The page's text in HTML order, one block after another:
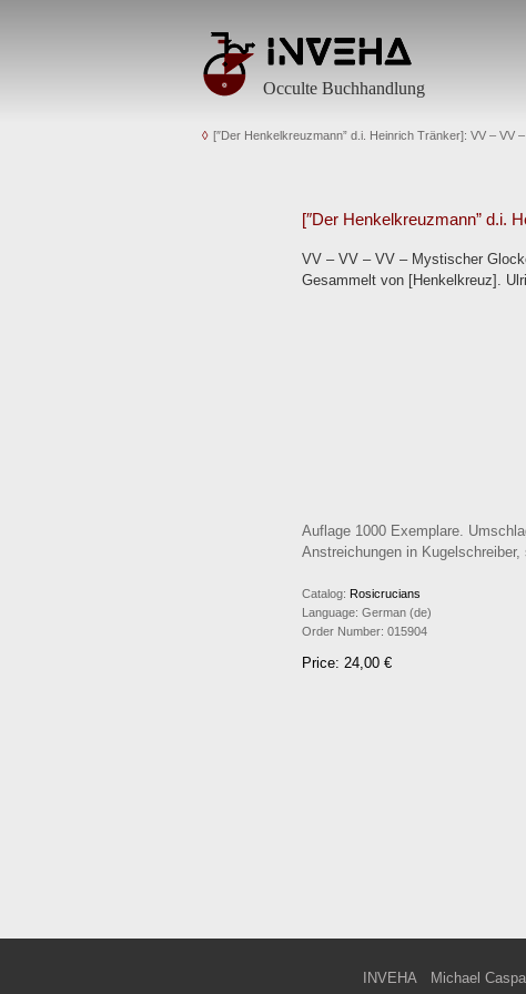
Occulte Buchhandlung
[″Der Henkelkreuzmann” d.i. Heinrich Tränker]: VV – VV
[″Der Henkelkreuzmann” d.i.
VV – VV – VV – Mystischer
Gesammelt von [Henkelkreuz].
Auflage 1000 Exemplare.
Anstreichungen in
Catalog: Rosicrucians
Language: German (de)
Order Number: 015904
Price: 24,00 €
INVEHA
Michael